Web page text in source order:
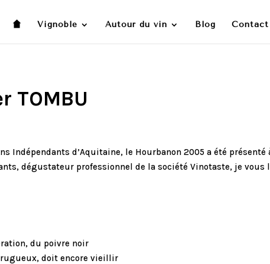
Vignoble Autour du vin Blog Contact
TOMBU
Indépendants d’Aquitaine, le Hourbanon 2005 a été
dégustateur professionnel de la société Vinotaste, je
du poivre noir
rugueux, doit encore vieillir